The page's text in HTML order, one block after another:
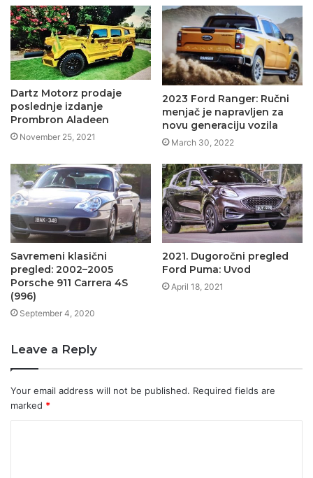
Dartz Motorz prodaje
poslednje izdanje
Prombron Aladeen
November 25, 2021
2023 Ford Ranger: Ručni
menjač je napravljen za
novu generaciju vozila
March 30, 2022
Savremeni klasični
pregled: 2002–2005
Porsche 911 Carrera 4S
(996)
September 4, 2020
2021. Dugoročni pregled
Ford Puma: Uvod
April 18, 2021
Leave a Reply
Your email address will not be published. Required fields are
marked *